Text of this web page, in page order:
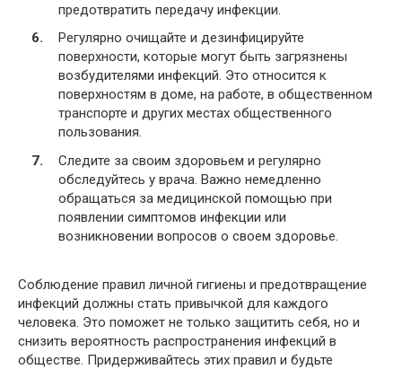
предотвратить передачу инфекции.
Регулярно очищайте и дезинфицируйте
поверхности, которые могут быть загрязнены
возбудителями инфекций. Это относится к
поверхностям в доме, на работе, в общественном
транспорте и других местах общественного
пользования.
Следите за своим здоровьем и регулярно
обследуйтесь у врача. Важно немедленно
обращаться за медицинской помощью при
появлении симптомов инфекции или
возникновении вопросов о своем здоровье.
Соблюдение правил личной гигиены и предотвращение
инфекций должны стать привычкой для каждого
человека. Это поможет не только защитить себя, но и
снизить вероятность распространения инфекций в
обществе. Придерживайтесь этих правил и будьте